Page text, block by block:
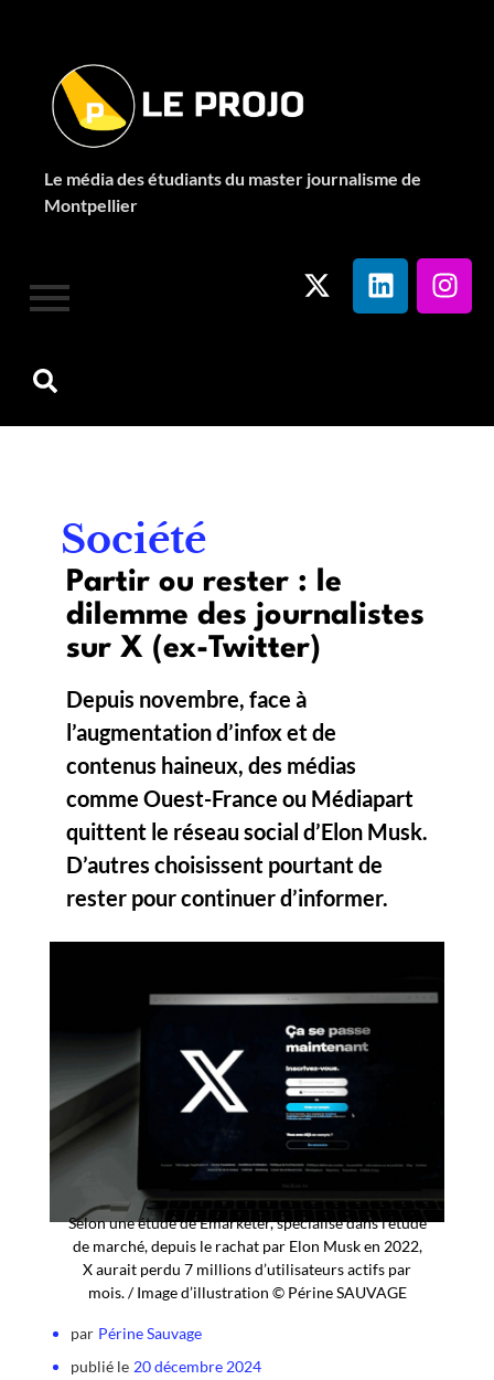
Le média des étudiants du master journalisme de
Montpellier
Société
Partir ou rester : le
dilemme des journalistes
sur X (ex-Twitter)
Depuis novembre, face à
l’augmentation d’infox et de
contenus haineux, des médias
comme Ouest-France ou Médiapart
quittent le réseau social d’Elon Musk.
D’autres choisissent pourtant de
rester pour continuer d’informer.
Selon une étude de Emarketer, spécialisé dans l’étude
de marché, depuis le rachat par Elon Musk en 2022,
X aurait perdu 7 millions d’utilisateurs actifs par
mois. / Image d’illustration © Périne SAUVAGE
par Périne Sauvage
publié le 20 décembre 2024